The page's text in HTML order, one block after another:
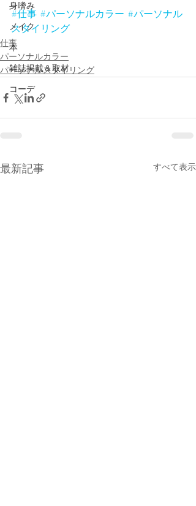
身嗜み
メイク
本
雑誌掲載＆取材
コーデ
#仕事 #パーソナルカラー #パーソナル
スタイリング
仕事
パーソナルカラー
パーソナルスタイリング
最新記事 すべて表示